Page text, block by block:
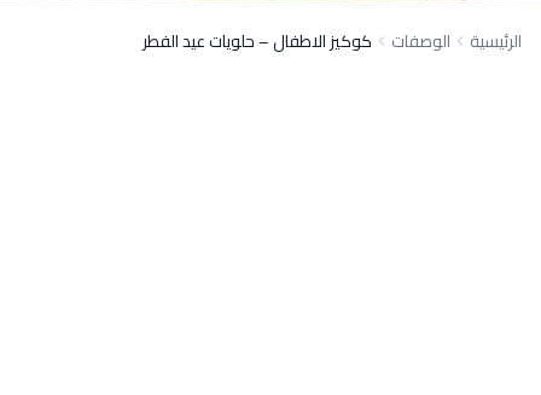
الرئيسية الوصفات كوكيز الاطفال – حلويات عيد الفطر